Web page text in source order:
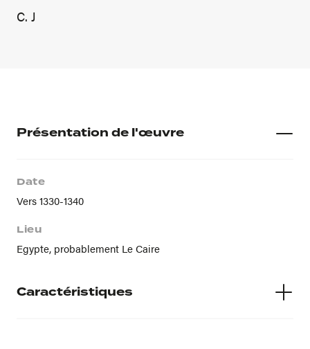
C. J
Présentation de l'œuvre
Date
Vers 1330-1340
Lieu
Egypte, probablement Le Caire
Caractéristiques